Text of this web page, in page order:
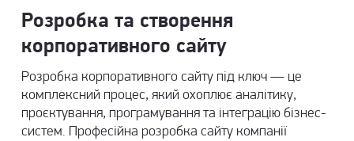
Розробка та створення
корпоративного сайту
Розробка корпоративного сайту під ключ — це
комплексний процес, який охоплює аналітику,
проєктування, програмування та інтеграцію бізнес-
систем. Професійна розробка сайту компанії